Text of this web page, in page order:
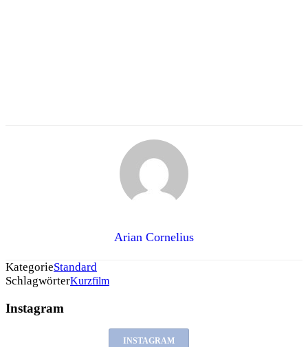
Arian Cornelius
KategorieStandard
SchlagwörterKurzfilm
Instagram
INSTAGRAM